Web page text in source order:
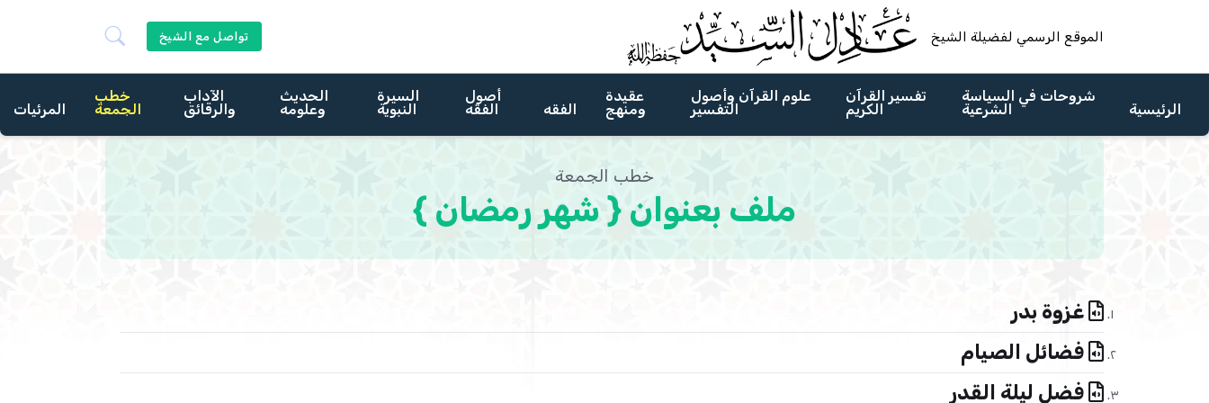
الموقع الرسمي لفضيلة الشيخ تواصل مع الشيخ
الرئيسية
شروحات في السياسة
الشرعية
تفسير القرآن
الكريم
علوم القرآن وأصول
التفسير
عقيدة
ومنهج الفقه
أصول
الفقه
السيرة
النبوية
الحديث
وعلومه
الآداب
والرقائق
خطب
الجمعة المرئيات
خطب الجمعة
ملف بعنوان { شهر رمضان }
غزوة بدر
فضائل الصيام
فضل ليلة القدر